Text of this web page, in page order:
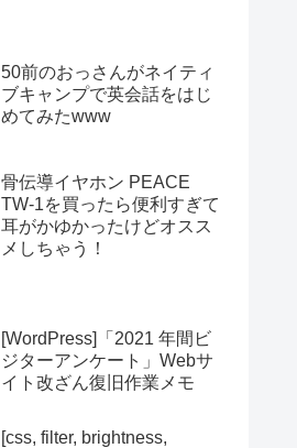
50前のおっさんがネイティ
ブキャンプで英会話をはじ
めてみたwww
骨伝導イヤホン PEACE
TW-1を買ったら便利すぎて
耳がかゆかったけどオスス
メしちゃう！
[WordPress]「2021 年間ビ
ジターアンケート」Webサ
イト改ざん復旧作業メモ
[css, filter, brightness,